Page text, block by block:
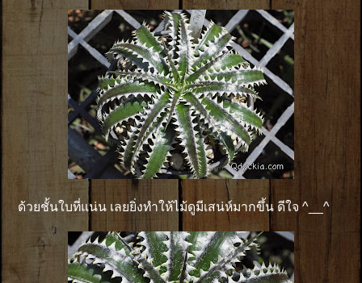
ด้วยชั้นใบที่แน่น เลยยิ่งทำให้ไม้ดูมีเสน่ห์มากขึ้น ดีใจ ^__^